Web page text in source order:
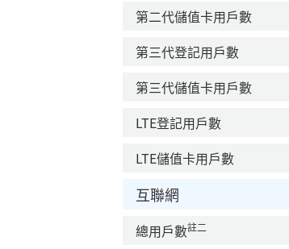
第二代儲值卡用戶數
第三代登記用戶數
第三代儲值卡用戶數
LTE登記用戶數
LTE儲值卡用戶數
互聯網
總用戶數註二